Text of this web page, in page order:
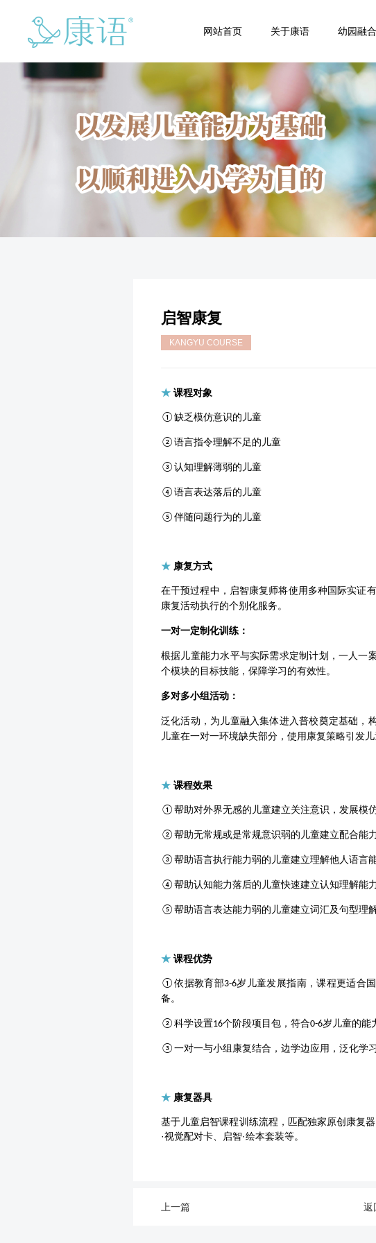
网站首页 关于康语 幼园融合
启智康复
KANGYU COURSE
★ 课程对象
① 缺乏模仿意识的儿童
② 语言指令理解不足的儿童
③ 认知理解薄弱的儿童
④ 语言表达落后的儿童
⑤ 伴随问题行为的儿童
★ 康复方式
在干预过程中，启智康复师将使用多种国际实证
康复活动执行的个别化服务。
一对一定制化训练：
根据儿童能力水平与实际需求定制计划，一人一
个模块的目标技能，保障学习的有效性。
多对多小组活动：
泛化活动，为儿童融入集体进入普校奠定基础，
儿童在一对一环境缺失部分，使用康复策略引发
★ 课程效果
① 帮助对外界无感的儿童建立关注意识，发展模
② 帮助无常规或是常规意识弱的儿童建立配合能
③ 帮助语言执行能力弱的儿童建立理解他人语言
④ 帮助认知能力落后的儿童快速建立认知理解能
⑤ 帮助语言表达能力弱的儿童建立词汇及句型理
★ 课程优势
①依据教育部3-6岁儿童发展指南，课程更适合
备。
② 科学设置16个阶段项目包，符合0-6岁儿童的能
③ 一对一与小组康复结合，边学边应用，泛化学
★ 康复器具
基于儿童启智课程训练流程，匹配独家原创康复
·视觉配对卡、启智·绘本套装等。
上一篇 返